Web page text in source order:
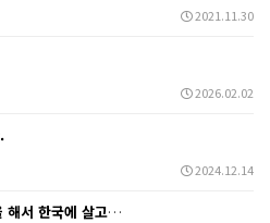
2021.11.30
2026.02.02
2024.12.14
국에 살고싶은데요